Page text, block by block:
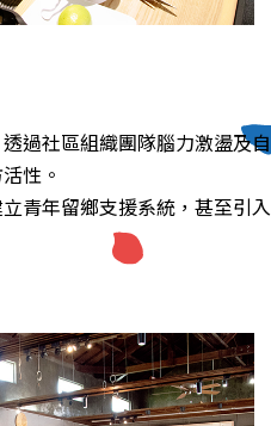
過社區組織團隊腦力激盪及自
性。
青年留鄉支援系統，甚至引入